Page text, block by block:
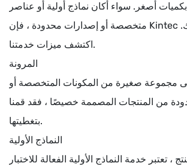
أصغر. سواء أكان نماذج أولية أو عناصر
متخصصة أو إصدارات محدودة ، فإن Kintec هو شريك حياتك.
اكتشف ميزات خدمتنا.
المرونة
مجموعة صغيرة من المكونات المتخصصة أو
من المنتجات المصممة خصيصًا ، فقد قمنا
بتغطيتها.
النماذج الأولية
، تعتبر خدمة النماذج الأولية الفعالة للاختبار